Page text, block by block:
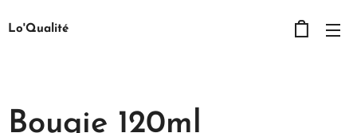
Lo'Qualité
Bougie 120ml